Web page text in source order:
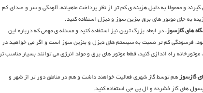
گیرند و معمولا به دلیل هزینه ی کم تر از نظر پرداخت ماهیانه، آلودگی و سر و صدای کم
به جای موتور های برق بنزین سوز و دیزل استفاده کنید.
های گازسوز ، در ابعاد بزرگ ترین نیز استفاده کنید و مسئله ی مهمی که درباره این
فرسودگی کم تر نسبت به سیستم های دیزل و بنزین سوز است و اگر می خواهید در
راه اندازی کنید، قطعا موتور های برق و مولد انرژی می توانند بسیار مناسب تر
گازسوز هم توسط گاز شهری فعالیت خواهند داشت و هم در مناطق دور تر از شهر و
های گاز فشرده و ال پی جی استفاده کنید.